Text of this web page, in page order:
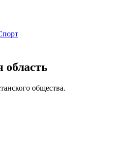
область
общества.